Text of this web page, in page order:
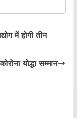
में होगी तीन
योद्धा सम्मान